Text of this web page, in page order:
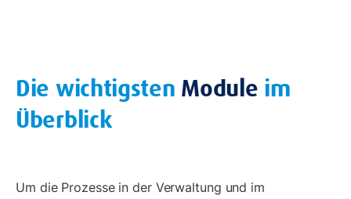
Die wichtigsten Module im
Überblick
Um die Prozesse in der Verwaltung und im